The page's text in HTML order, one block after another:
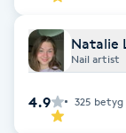
Herrklippning
HIFU
Hollywood Peel
Natalie
Nail artist
4.9 325 betyg